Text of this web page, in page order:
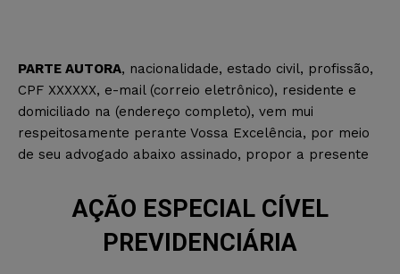
PARTE AUTORA, nacionalidade, estado civil, profissão,
CPF XXXXXX, e-mail (correio eletrônico), residente e
domiciliado na (endereço completo), vem mui
respeitosamente perante Vossa Excelência, por meio
de seu advogado abaixo assinado, propor a presente
AÇÃO ESPECIAL CÍVEL
PREVIDENCIÁRIA